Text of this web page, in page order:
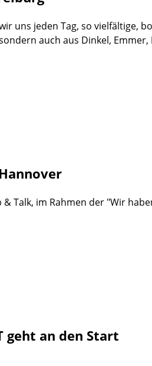
uns jeden Tag, so vielfältige,
auch aus Dinkel,
Talk, im Rahmen der "Wir
geht an den Start